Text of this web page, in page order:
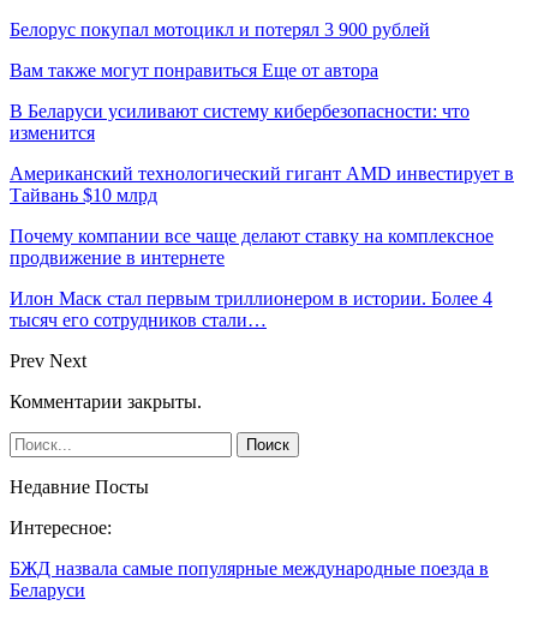
Белорус покупал мотоцикл и потерял 3 900 рублей
Вам также могут понравиться Еще от автора
В Беларуси усиливают систему кибербезопасности: что
изменится
Американский технологический гигант AMD инвестирует в
Тайвань $10 млрд
Почему компании все чаще делают ставку на комплексное
продвижение в интернете
Илон Маск стал первым триллионером в истории. Более 4
тысяч его сотрудников стали…
Prev Next
Комментарии закрыты.
Недавние Посты
Интересное:
БЖД назвала самые популярные международные поезда в
Беларуси